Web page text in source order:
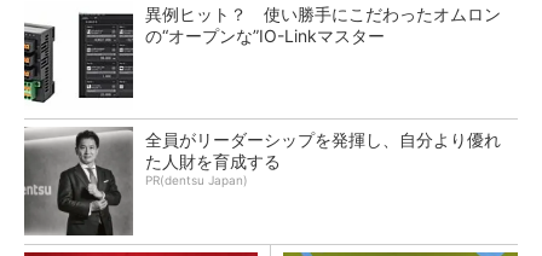
異例ヒット？ 使い勝手にこだわったオムロン
の“オープンな”IO-Linkマスター
全員がリーダーシップを発揮し、自分より優れ
た人財を育成する
PR(dentsu Japan)